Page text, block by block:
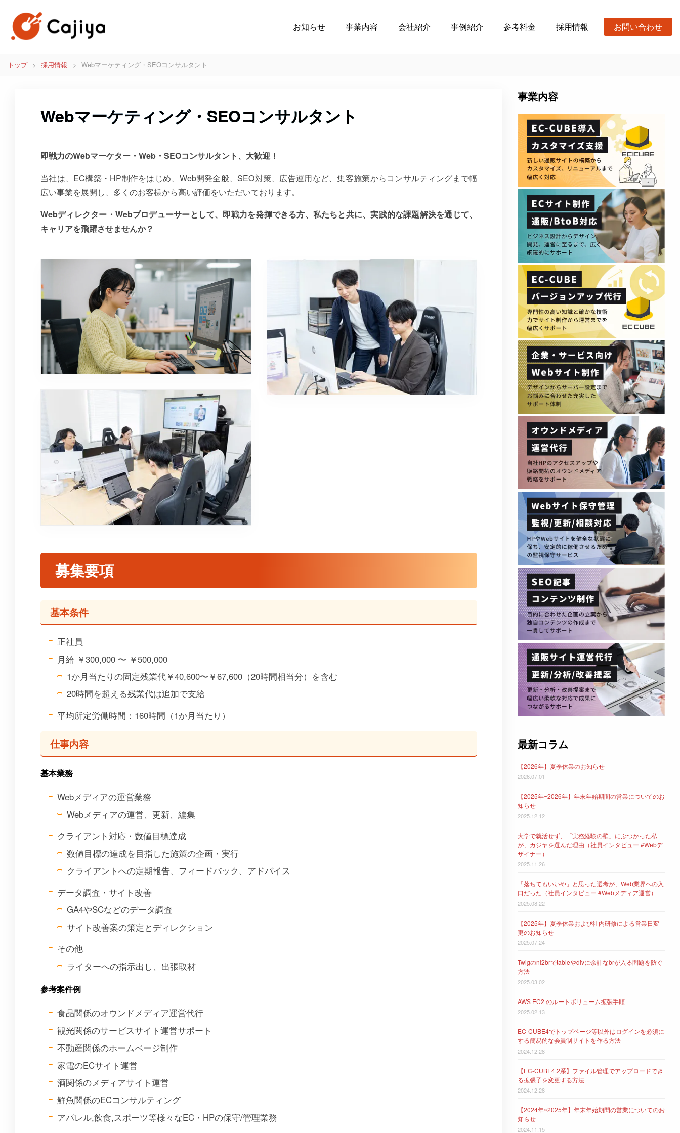
お知らせ 事業内容 会社紹介 事例紹介 参考料金 採用情報 お問い合わせ
トップ 採用情報 Webマーケティング・SEOコンサルタント
Webマーケティング・SEOコンサルタント
即戦力のWebマーケター・Web・SEOコンサルタント、大歓迎！
当社は、EC構築・HP制作をはじめ、Web開発全般、SEO対策、広告運用など、集客施策からコンサルティングまで幅
広い事業を展開し、多くのお客様から高い評価をいただいております。
Webディレクター・Webプロデューサーとして、即戦力を発揮できる方、私たちと共に、実践的な課題解決を通じて、
キャリアを飛躍させませんか？
募集要項
基本条件
正社員
月給 ￥300,000 〜 ￥500,000
1か月当たりの固定残業代￥40,600〜￥67,600（20時間相当分）を含む
20時間を超える残業代は追加で支給
平均所定労働時間：160時間（1か月当たり）
仕事内容
基本業務
Webメディアの運営業務
Webメディアの運営、更新、編集
クライアント対応・数値目標達成
数値目標の達成を目指した施策の企画・実行
クライアントへの定期報告、フィードバック、アドバイス
データ調査・サイト改善
GA4やSCなどのデータ調査
サイト改善案の策定とディレクション
その他
ライターへの指示出し、出張取材
参考案件例
食品関係のオウンドメディア運営代行
観光関係のサービスサイト運営サポート
不動産関係のホームページ制作
家電のECサイト運営
酒関係のメディアサイト運営
鮮魚関係のECコンサルティング
アパレル,飲食,スポーツ等様々なEC・HPの保守/管理業務
事業内容
最新コラム
【2026年】夏季休業のお知らせ
2026.07.01
【2025年~2026年】年末年始期間の営業についてのお
知らせ
2025.12.12
大学で就活せず、「実務経験の壁」にぶつかった私
が、カジヤを選んだ理由（社員インタビュー #Webデ
ザイナー）
2025.11.26
「落ちてもいいや」と思った選考が、Web業界への入
口だった（社員インタビュー #Webメディア運営）
2025.08.22
【2025年】夏季休業および社内研修による営業日変
更のお知らせ
2025.07.24
Twigのnl2brでtableやdivに余計なbrが入る問題を防ぐ
方法
2025.03.02
AWS EC2 のルートボリューム拡張手順
2025.02.13
EC-CUBE4でトップページ等以外はログインを必須に
する簡易的な会員制サイトを作る方法
2024.12.28
【EC-CUBE4.2系】ファイル管理でアップロードでき
る拡張子を変更する方法
2024.12.28
【2024年~2025年】年末年始期間の営業についてのお
知らせ
2024.11.15